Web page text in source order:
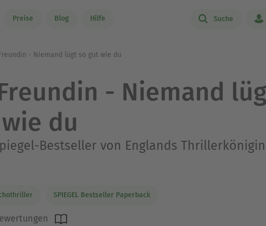
Preise Blog Hilfe Suche
- Niemand lügt so gut wie du
- Niemand
du
Bestseller von Englands Thrillerkönigin
SPIEGEL Bestseller Paperback